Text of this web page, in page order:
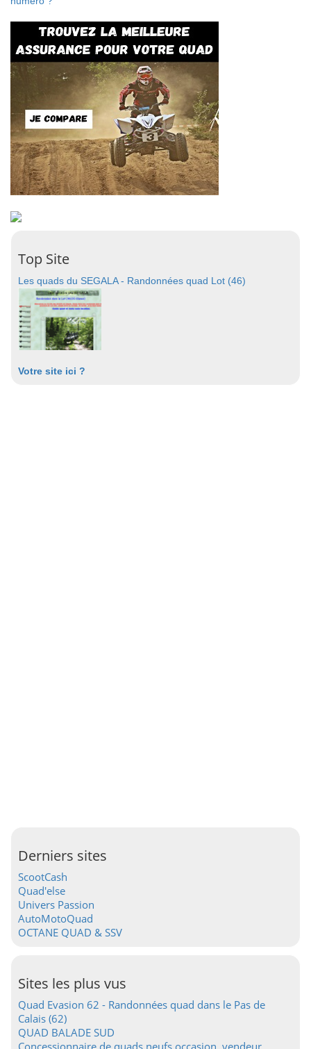
Top Site
Les quads du SEGALA - Randonnées quad Lot (46)
Votre site ici ?
Derniers sites
ScootCash
Quad'else
Univers Passion
AutoMotoQuad
OCTANE QUAD & SSV
Sites les plus vus
Quad Evasion 62 - Randonnées quad dans le Pas de
Calais (62)
QUAD BALADE SUD
Concessionnaire de quads neufs occasion, vendeur